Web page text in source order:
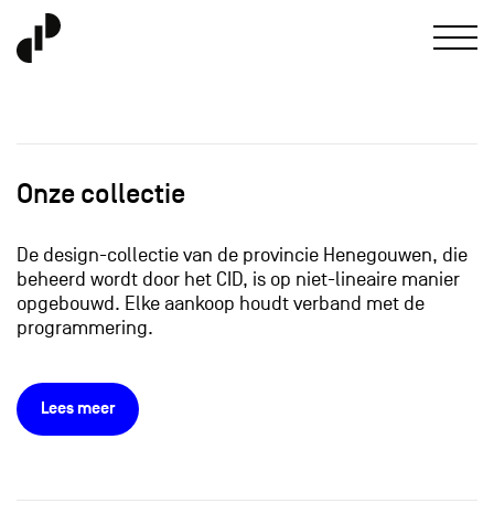
Onze collectie
De design-collectie van de provincie Henegouwen, die
beheerd wordt door het CID, is op niet-lineaire manier
opgebouwd. Elke aankoop houdt verband met de
programmering.
Lees meer